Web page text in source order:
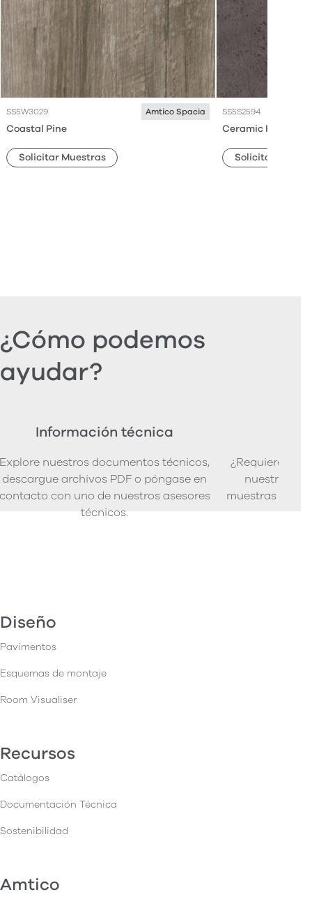
SS5W3029 Amtico Spacia
Coastal Pine
Solicitar Muestras
SS5S2594
Ceramic Flint
Solicitar
¿Cómo podemos
ayudar?
Información técnica
Explore nuestros documentos técnicos,
descargue archivos PDF o póngase en
con uno de nuestros asesores
técnicos.
¿Requiere
nuestra
muestras de
Diseño
Pavimentos
Esquemas de montaje
Room Visualiser
Recursos
Catálogos
Documentación Técnica
Sostenibilidad
Amtico